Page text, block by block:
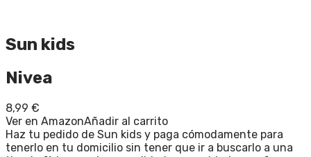
Sun kids
Nivea
8,99 €
Ver en AmazonAñadir al carrito
Haz tu pedido de Sun kids y paga cómodamente para
tenerlo en tu domicilio sin tener que ir a buscarlo a una